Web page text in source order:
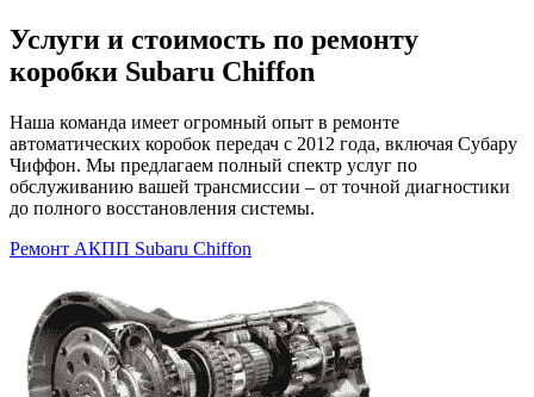
Услуги и стоимость по ремонту
коробки Subaru Chiffon
Наша команда имеет огромный опыт в ремонте
автоматических коробок передач с 2012 года, включая Субару
Чиффон. Мы предлагаем полный спектр услуг по
обслуживанию вашей трансмиссии – от точной диагностики
до полного восстановления системы.
Ремонт АКПП Subaru Chiffon